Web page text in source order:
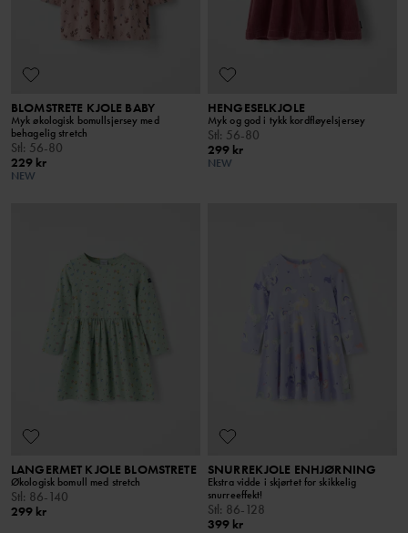
BLOMSTRETE KJOLE BABY
Myk økologisk bomullsjersey med
behagelig stretch
Stl: 56-80
229 kr
NEW
HENGESELKJOLE
Myk og god i tykk kordfløyelsjersey
Stl: 56-80
299 kr
NEW
LANGERMET KJOLE BLOMSTRETE
Økologisk bomull med stretch
Stl: 86-140
299 kr
SNURREKJOLE ENHJØRNING
Ekstra vidde i skjørtet for skikkelig
snurreeffekt!
Stl: 86-128
399 kr